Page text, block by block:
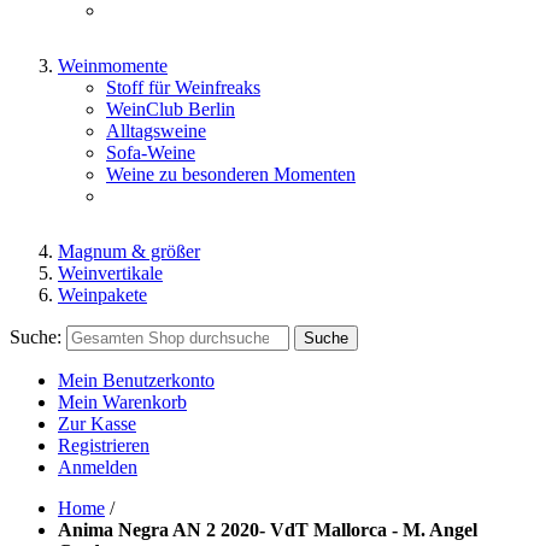
Weinmomente
Stoff für Weinfreaks
WeinClub Berlin
Alltagsweine
Sofa-Weine
Weine zu besonderen Momenten
Magnum & größer
Weinvertikale
Weinpakete
Suche: Suche
Mein Benutzerkonto
Mein Warenkorb
Zur Kasse
Registrieren
Anmelden
Home /
Anima Negra AN 2 2020- VdT Mallorca - M. Angel